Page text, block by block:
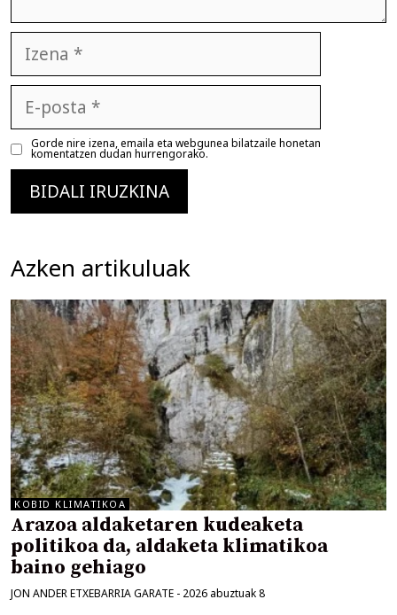
posta
Gorde nire izena, emaila eta webgunea bilatzaile honetan
komentatzen dudan hurrengorako.
Azken artikuluak
KOBID KLIMATIKOA
Arazoa aldaketaren kudeaketa
politikoa da, aldaketa klimatikoa
baino gehiago
JON ANDER ETXEBARRIA GARATE - 2026 abuztuak 8